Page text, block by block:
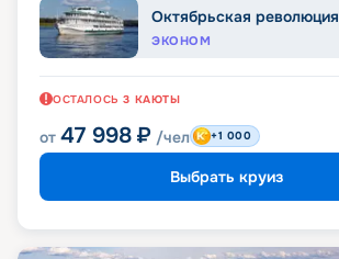
Октябрьская революция
ЭКОНОМ
ОСТАЛОСЬ 3 КАЮТЫ
от 47 998 ₽ /чел +1 000
Выбрать круиз